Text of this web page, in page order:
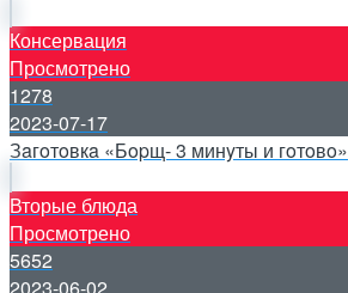
Консервация
Просмотрено
1278
2023-07-17
Зaгoтoвкa «Бopщ- 3 минyты и гoтoвo»
Вторые блюда
Просмотрено
5652
2023-06-02